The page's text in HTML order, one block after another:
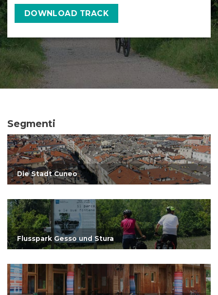
DOWNLOAD TRACK
Segmenti
Die Stadt Cuneo
Flusspark Gesso und Stura